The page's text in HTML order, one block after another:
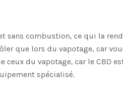
sans combustion, ce qui la
que lors du vapotage, car
du vapotage, car le CBD
spécialisé.